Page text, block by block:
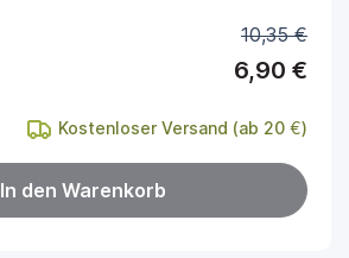
10,35 €
6,90 €
Kostenloser Versand (ab 20 €)
In den Warenkorb